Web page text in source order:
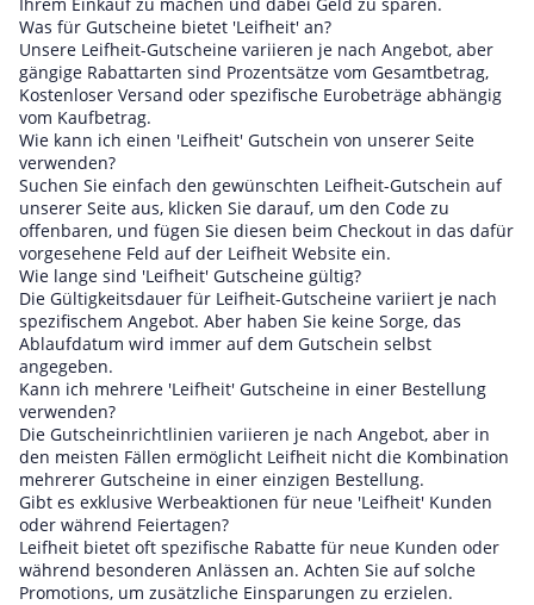
Was für Gutscheine bietet 'Leifheit' an?
Unsere Leifheit-Gutscheine variieren je nach Angebot, aber
gängige Rabattarten sind Prozentsätze vom Gesamtbetrag,
Kostenloser Versand oder spezifische Eurobeträge abhängig
vom Kaufbetrag.
Wie kann ich einen 'Leifheit' Gutschein von unserer Seite
verwenden?
Suchen Sie einfach den gewünschten Leifheit-Gutschein auf
unserer Seite aus, klicken Sie darauf, um den Code zu
offenbaren, und fügen Sie diesen beim Checkout in das dafür
vorgesehene Feld auf der Leifheit Website ein.
Wie lange sind 'Leifheit' Gutscheine gültig?
Die Gültigkeitsdauer für Leifheit-Gutscheine variiert je nach
spezifischem Angebot. Aber haben Sie keine Sorge, das
Ablaufdatum wird immer auf dem Gutschein selbst
angegeben.
Kann ich mehrere 'Leifheit' Gutscheine in einer Bestellung
verwenden?
Die Gutscheinrichtlinien variieren je nach Angebot, aber in
den meisten Fällen ermöglicht Leifheit nicht die Kombination
mehrerer Gutscheine in einer einzigen Bestellung.
Gibt es exklusive Werbeaktionen für neue 'Leifheit' Kunden
oder während Feiertagen?
Leifheit bietet oft spezifische Rabatte für neue Kunden oder
während besonderen Anlässen an. Achten Sie auf solche
Promotions, um zusätzliche Einsparungen zu erzielen.